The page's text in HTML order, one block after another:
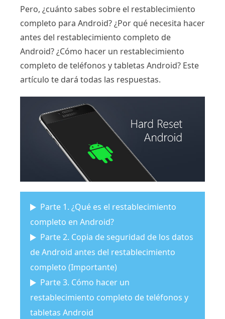
Pero, ¿cuánto sabes sobre el restablecimiento
completo para Android? ¿Por qué necesita hacer
antes del restablecimiento completo de
Android? ¿Cómo hacer un restablecimiento
completo de teléfonos y tabletas Android? Este
artículo te dará todas las respuestas.
Parte 1. ¿Qué es el restablecimiento
completo en Android?
Parte 2. Copia de seguridad de los datos
de Android antes del restablecimiento
completo (Importante)
Parte 3. Cómo hacer un
restablecimiento completo de teléfonos y
tabletas Android